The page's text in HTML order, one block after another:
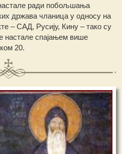
ради побољшања
држава чланица у односу на
– САД, Русију, Кину – тако су
настале спајањем више
20.